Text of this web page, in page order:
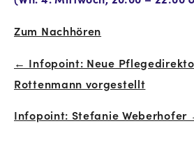
Zum Nachhören
Beitrags-
← Infopoint: Neue
Rottenmann vorgestellt
Infopoint: Stefanie Weberhofer